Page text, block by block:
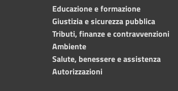
Educazione e formazione
Giustizia e sicurezza pubblica
Tributi, finanze e contravvenzioni
Ambiente
Salute, benessere e assistenza
Autorizzazioni